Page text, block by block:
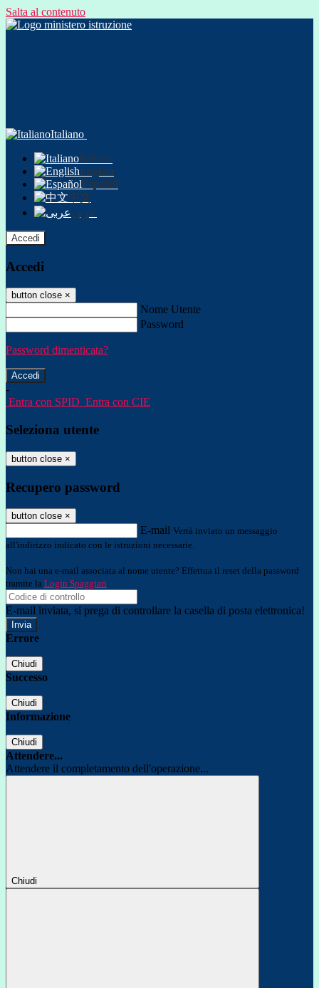
Salta al contenuto
Italiano
Italiano
English
Español
中文
عربى
Accedi
Accedi
button close ×
Nome Utente
Password
Password dimenticata?
-
Entra con SPID Entra con CIE
Seleziona utente
button close ×
Recupero password
button close ×
E-mail Verrà inviato un messaggio
all'indirizzo indicato con le istruzioni necessarie.
Non hai una e-mail associata al nome utente? Effettua il reset della password
tramite la Login Spaggiari
E-mail inviata, si prega di controllare la casella di posta elettronica!
Errore
Chiudi
Successo
Chiudi
Informazione
Chiudi
Attendere...
Attendere il completamento dell'operazione...
Chiudi